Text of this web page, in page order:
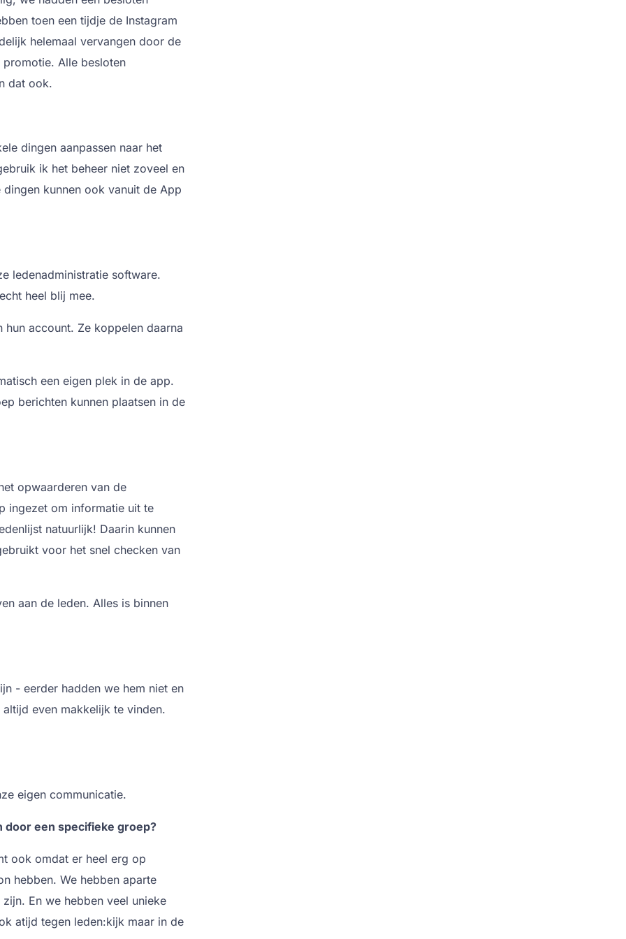
toen een tijdje de Instagram
helemaal vervangen door de
Alle besloten
dat ook.
dingen aanpassen naar het
ik het beheer niet zoveel en
kunnen ook vanuit de App
ledenadministratie software.
heel blij mee.
account. Ze koppelen daarna
een eigen plek in de app.
berichten kunnen plaatsen in de
opwaarderen van de
ingezet om informatie uit te
natuurlijk! Daarin kunnen
voor het snel checken van
aan de leden. Alles is binnen
- eerder hadden we hem niet en
even makkelijk te vinden.
eigen communicatie.
door een specifieke groep?
ook omdat er heel erg op
hebben. We hebben aparte
En we hebben veel unieke
atijd tegen leden:kijk maar in de